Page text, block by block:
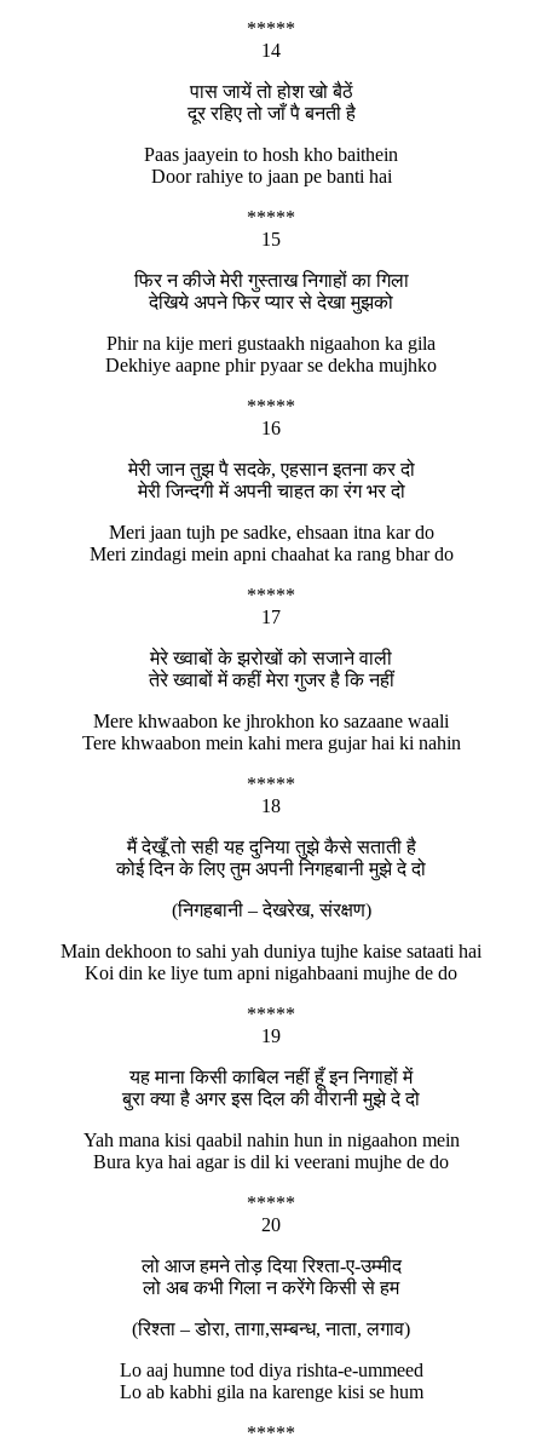
*****
14
पास जायें तो होश खो बैठें
दूर रहिए तो जाँ पै बनती है
Paas jaayein to hosh kho baithein
Door rahiye to jaan pe banti hai
*****
15
फिर न कीजे मेरी गुस्ताख निगाहों का गिला
देखिये अपने फिर प्यार से देखा मुझको
Phir na kije meri gustaakh nigaahon ka gila
Dekhiye aapne phir pyaar se dekha mujhko
*****
16
मेरी जान तुझ पै सदके, एहसान इतना कर दो
मेरी जिन्दगी में अपनी चाहत का रंग भर दो
Meri jaan tujh pe sadke, ehsaan itna kar do
Meri zindagi mein apni chaahat ka rang bhar do
*****
17
मेरे ख्वाबों के झरोखों को सजाने वाली
तेरे ख्वाबों में कहीं मेरा गुजर है कि नहीं
Mere khwaabon ke jhrokhon ko sazaane waali
Tere khwaabon mein kahi mera gujar hai ki nahin
*****
18
मैं देखूँ तो सही यह दुनिया तुझे कैसे सताती है
कोई दिन के लिए तुम अपनी निगहबानी मुझे दे दो
(निगहबानी – देखरेख, संरक्षण)
Main dekhoon to sahi yah duniya tujhe kaise sataati hai
Koi din ke liye tum apni nigahbaani mujhe de do
*****
19
यह माना किसी काबिल नहीं हूँ इन निगाहों में
बुरा क्या है अगर इस दिल की वीरानी मुझे दे दो
Yah mana kisi qaabil nahin hun in nigaahon mein
Bura kya hai agar is dil ki veerani mujhe de do
*****
20
लो आज हमने तोड़ दिया रिश्ता-ए-उम्मीद
लो अब कभी गिला न करेंगे किसी से हम
(रिश्ता – डोरा, तागा,सम्बन्ध, नाता, लगाव)
Lo aaj humne tod diya rishta-e-ummeed
Lo ab kabhi gila na karenge kisi se hum
*****